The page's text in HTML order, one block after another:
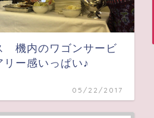
機内のワゴンサービ
リー感いっぱい♪
05/22/2017